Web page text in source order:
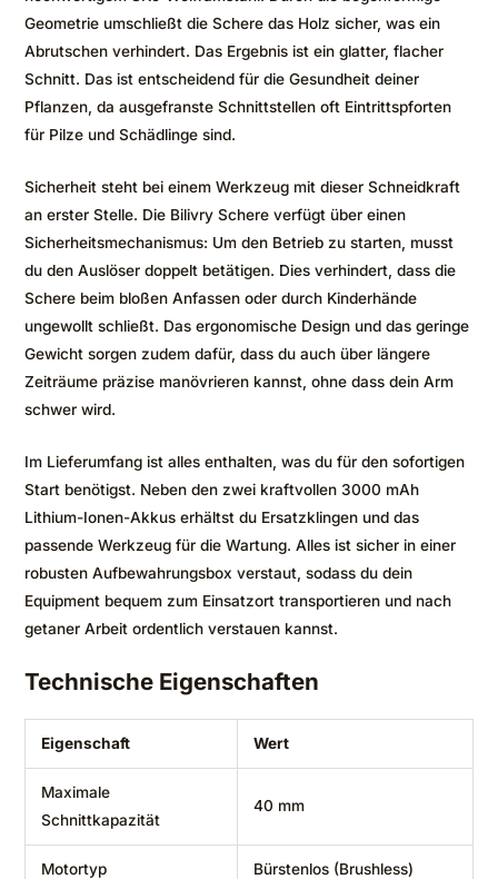
Geometrie umschließt die Schere das Holz sicher, was ein
Abrutschen verhindert. Das Ergebnis ist ein glatter, flacher
Schnitt. Das ist entscheidend für die Gesundheit deiner
Pflanzen, da ausgefranste Schnittstellen oft Eintrittspforten
für Pilze und Schädlinge sind.
Sicherheit steht bei einem Werkzeug mit dieser Schneidkraft
an erster Stelle. Die Bilivry Schere verfügt über einen
Sicherheitsmechanismus: Um den Betrieb zu starten, musst
du den Auslöser doppelt betätigen. Dies verhindert, dass die
Schere beim bloßen Anfassen oder durch Kinderhände
ungewollt schließt. Das ergonomische Design und das geringe
Gewicht sorgen zudem dafür, dass du auch über längere
Zeiträume präzise manövrieren kannst, ohne dass dein Arm
schwer wird.
Im Lieferumfang ist alles enthalten, was du für den sofortigen
Start benötigst. Neben den zwei kraftvollen 3000 mAh
Lithium-Ionen-Akkus erhältst du Ersatzklingen und das
passende Werkzeug für die Wartung. Alles ist sicher in einer
robusten Aufbewahrungsbox verstaut, sodass du dein
Equipment bequem zum Einsatzort transportieren und nach
getaner Arbeit ordentlich verstauen kannst.
Technische Eigenschaften
Eigenschaft Wert
Maximale
Schnittkapazität
40 mm
Motortyp Bürstenlos (Brushless)